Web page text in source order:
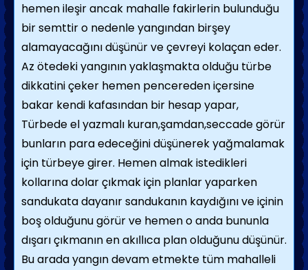
hemen ileşir ancak mahalle fakirlerin bulunduğu
bir semttir o nedenle yangından birşey
alamayacağını düşünür ve çevreyi kolaçan eder.
Az ötedeki yangının yaklaşmakta olduğu türbe
dikkatini çeker hemen pencereden içersine
bakar kendi kafasından bir hesap yapar,
Türbede el yazmalı kuran,şamdan,seccade görür
bunların para edeceğini düşünerek yağmalamak
için türbeye girer. Hemen almak istedikleri
kollarına dolar çıkmak için planlar yaparken
sandukata dayanır sandukanın kaydığını ve içinin
boş olduğunu görür ve hemen o anda bununla
dışarı çıkmanın en akıllıca plan olduğunu düşünür.
Bu arada yangın devam etmekte tüm mahalleli